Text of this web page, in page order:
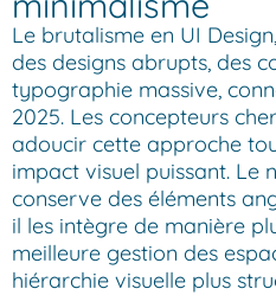
Le brutalisme en UI
des designs abrupts, des
typographie massive,
2025. Les concepteurs
adoucir cette approche
impact visuel puissant. Le
conserve des éléments
il les intègre de manière
meilleure gestion des
hiérarchie visuelle plus